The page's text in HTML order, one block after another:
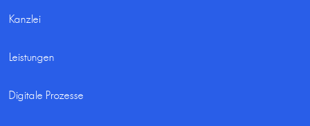
Kanzlei
Leistungen
Digitale Prozesse